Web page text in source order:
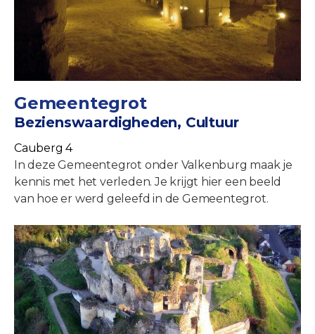
Gemeentegrot
Bezienswaardigheden, Cultuur
Cauberg 4
In deze Gemeentegrot onder Valkenburg maak je
kennis met het verleden. Je krijgt hier een beeld
van hoe er werd geleefd in de Gemeentegrot.